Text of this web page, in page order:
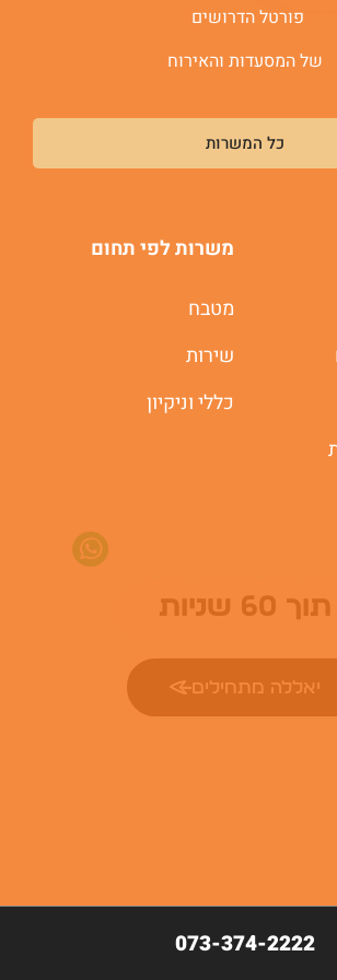
פורטל הדרושים
של המסעדות והאירוח
כל המשרות
משרות לפי תחום
מטבח
שירות
כללי וניקיון
073-374-2222
חמות לוואטסאפ
תוך 60 שניות
יאללה מתחילים